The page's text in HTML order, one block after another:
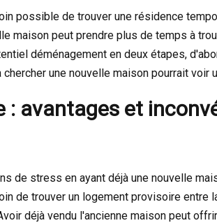
possible de trouver une résidence
maison peut prendre plus de temps à
déménagement en deux étapes,
une nouvelle maison pourrait
: avantages et
de stress en ayant déjà une nouvelle
de trouver un logement provisoire entre
déjà vendu l'ancienne maison peut